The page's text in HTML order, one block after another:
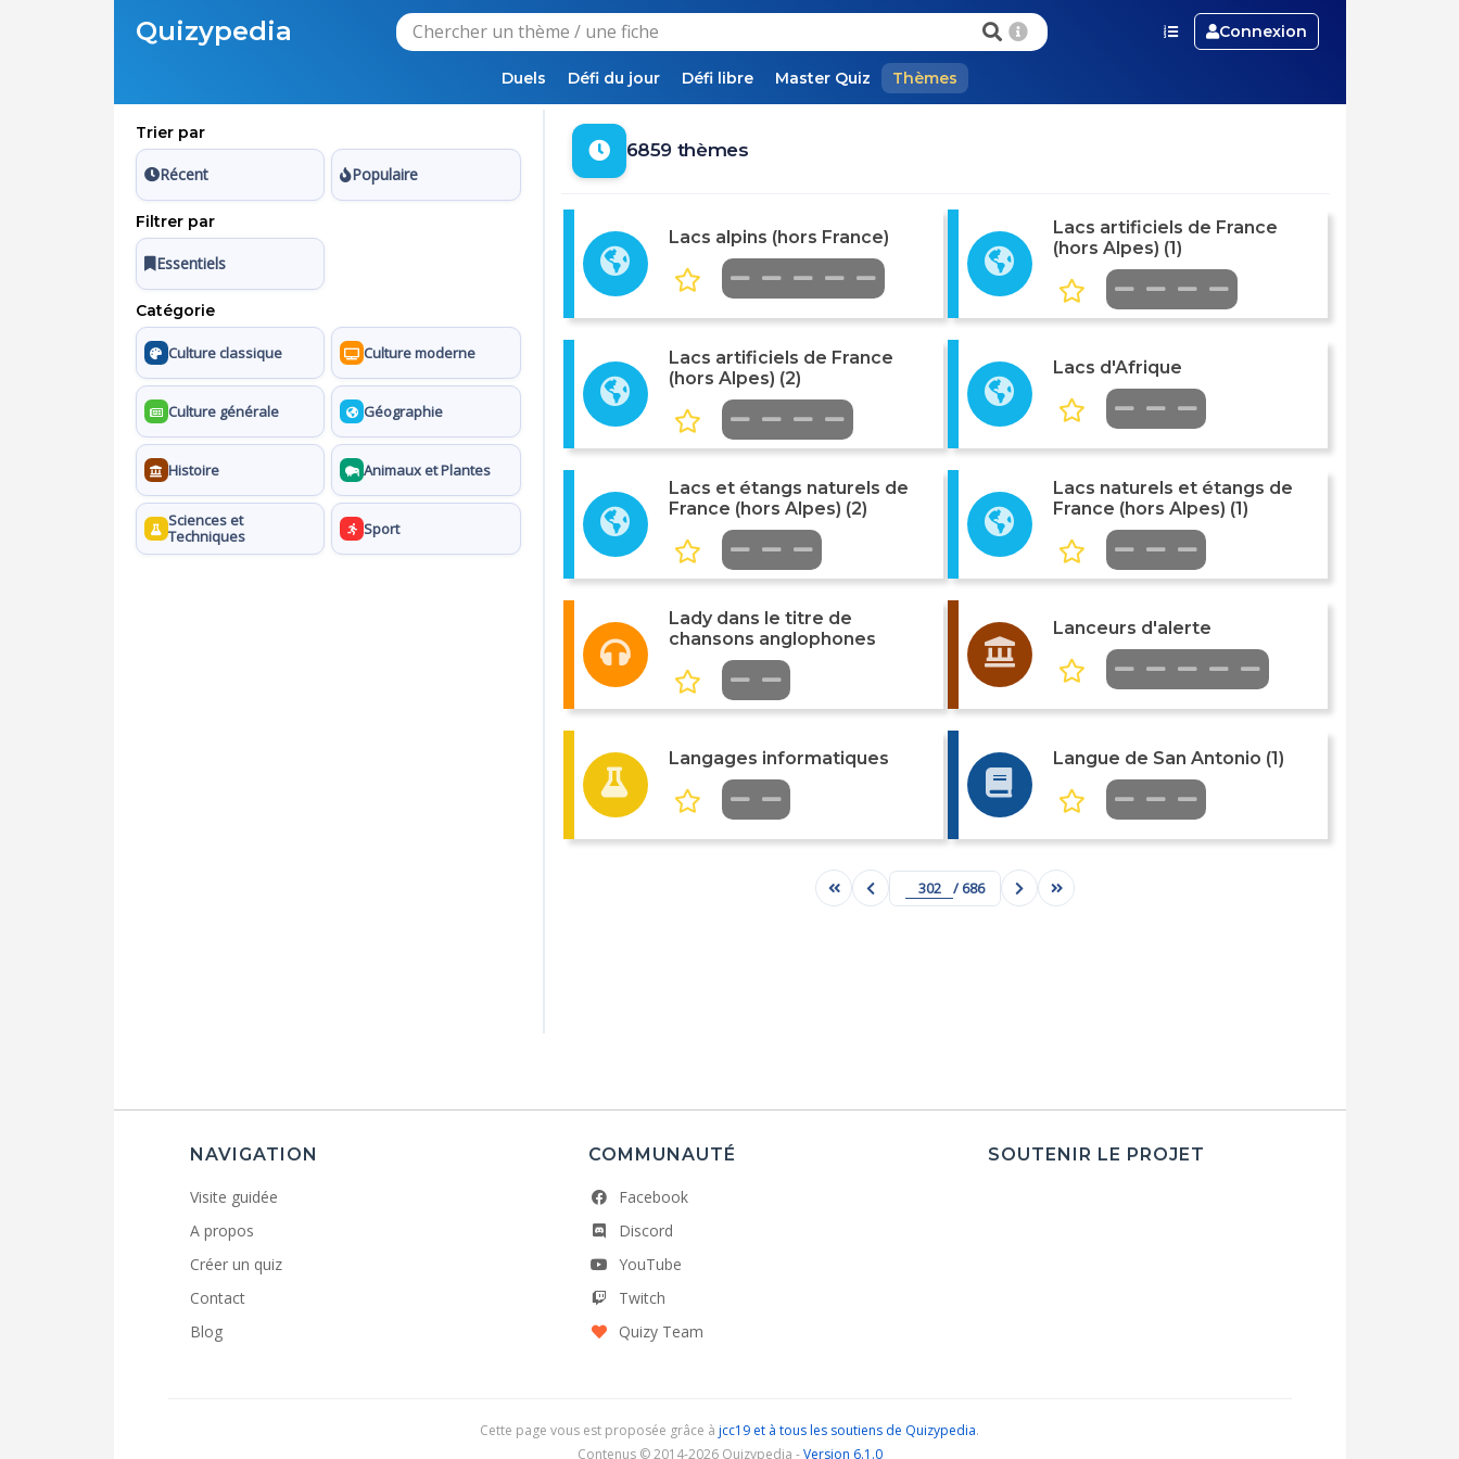
Quizypedia Connexion
Duels Défi du jour Défi libre Master Quiz Thèmes
Trier par
Récent Populaire
Filtrer par
Essentiels
Catégorie
Culture classique Culture moderne
Culture générale Géographie
Histoire Animaux et Plantes
Sciences et
Techniques
Sport
6859 thèmes
Lacs alpins (hors France)
Lacs artificiels de France
(hors Alpes) (1)
Lacs artificiels de France
(hors Alpes) (2)
Lacs d'Afrique
Lacs et étangs naturels de
France (hors Alpes) (2)
Lacs naturels et étangs de
France (hors Alpes) (1)
Lady dans le titre de
chansons anglophones
Lanceurs d'alerte
Langages informatiques Langue de San Antonio (1)
/ 686
NAVIGATION
Visite guidée
A propos
Créer un quiz
Contact
Blog
COMMUNAUTÉ
Facebook
Discord
YouTube
Twitch
Quizy Team
SOUTENIR LE PROJET
Cette page vous est proposée grâce à jcc19 et à tous les soutiens de Quizypedia.
Contenus © 2014-2026 Quizypedia -Version 6.1.0